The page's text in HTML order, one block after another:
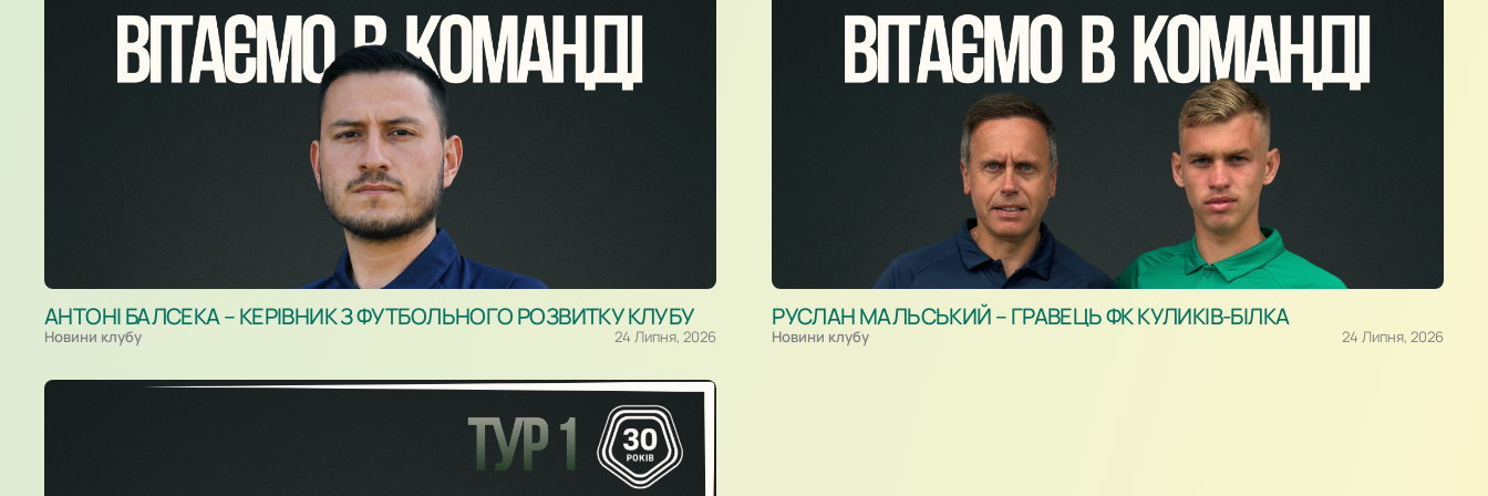
АНТОНІ БАЛСЕКА – КЕРІВНИК З ФУТБОЛЬНОГО РОЗВИТКУ КЛУБУ
Новини клубу 24 Липня, 2026
РУСЛАН МАЛЬСЬКИЙ – ГРАВЕЦЬ ФК КУЛИКІВ-БІЛКА
Новини клубу 24 Липня, 2026